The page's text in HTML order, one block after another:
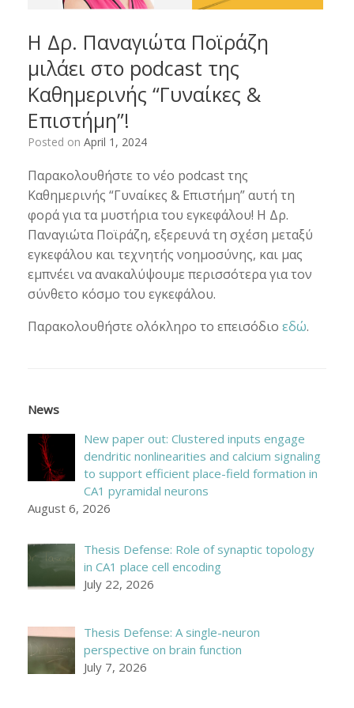
Η Δρ. Παναγιώτα Ποϊράζη
μιλάει στο podcast της
Καθημερινής “Γυναίκες &
Επιστήμη”!
Posted on April 1, 2024
Παρακολουθήστε το νέο podcast της
Καθημερινής “Γυναίκες & Επιστήμη” αυτή τη
φορά για τα μυστήρια του εγκεφάλου! Η Δρ.
Παναγιώτα Ποϊράζη, εξερευνά τη σχέση μεταξύ
εγκεφάλου και τεχνητής νοημοσύνης, και μας
εμπνέει να ανακαλύψουμε περισσότερα για τον
σύνθετο κόσμο του εγκεφάλου.
Παρακολουθήστε ολόκληρο το επεισόδιο εδώ.
News
New paper out: Clustered inputs engage
dendritic nonlinearities and calcium signaling
to support efficient place-field formation in
CA1 pyramidal neurons
August 6, 2026
Thesis Defense: Role of synaptic topology
in CA1 place cell encoding
July 22, 2026
Thesis Defense: A single-neuron
perspective on brain function
July 7, 2026